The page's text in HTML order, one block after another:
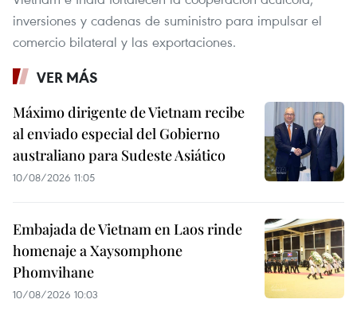
inversiones y cadenas de suministro para impulsar el
comercio bilateral y las exportaciones.
VER MÁS
Máximo dirigente de Vietnam recibe
al enviado especial del Gobierno
australiano para Sudeste Asiático
10/08/2026 11:05
Embajada de Vietnam en Laos rinde
homenaje a Xaysomphone
Phomvihane
10/08/2026 10:03